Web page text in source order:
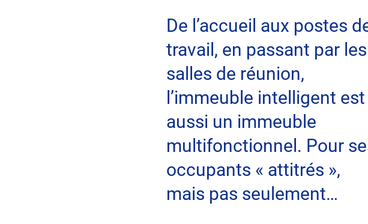
De l’accueil aux postes
travail, en passant par les
salles de réunion,
l’immeuble intelligent est
aussi un immeuble
multifonctionnel. Pour
occupants « attitrés »,
mais pas seulement…